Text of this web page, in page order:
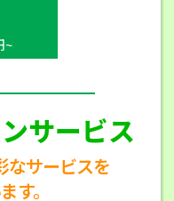
~
サービス
なサービスを
す。